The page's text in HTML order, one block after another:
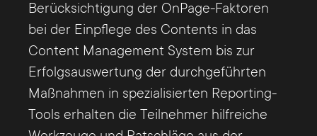
Berücksichtigung der OnPage-Faktoren
bei der Einpflege des Contents in das
Content Management System bis zur
Erfolgsauswertung der durchgeführten
Maßnahmen in spezialisierten Reporting-
Tools erhalten die Teilnehmer hilfreiche